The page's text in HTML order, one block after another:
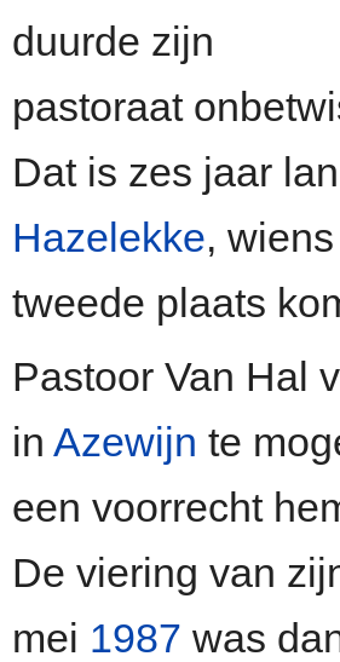
duurde zijn
pastoraat
Dat is zes jaar
Hazelekke,
tweede plaats
Pastoor Van Hal
in Azewijn te
een voorrecht
De viering van
mei 1987 was